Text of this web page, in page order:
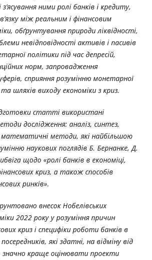
ними ролі банків і кредиту,
між реальним і фінансовим
обґрунтування природи ліквідності,
невідповідності активів і пасивів
політики під час депресій,
норм, запровадження
сприяння розумінню монетарної
шляхів виходу економіки з криз.
статті використані
дослідження: аналіз, синтез,
математичні методи, які найбільшою
наукових поглядів Б. Бернанке, Д.
щодо «ролі банків в економіці,
криз, а також способів
ринків».
внесок Нобелівських
2022 року у розуміння причин
криз і специфіки роботи банків в
які здатні, на відміну від
значно краще оцінювати проекти